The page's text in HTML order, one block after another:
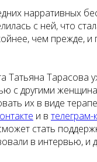
нарративных
с ней, что
чем прежде, и
Татьяна Тарасова
с другими
их в виде
и в телеграм-
стать
в интервью, и